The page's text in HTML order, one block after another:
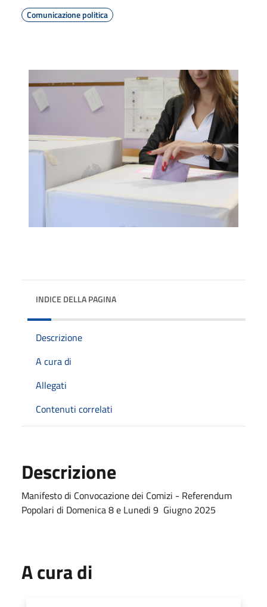
Comunicazione politica
INDICE DELLA PAGINA
Descrizione
A cura di
Allegati
Contenuti correlati
Descrizione
Manifesto di Convocazione dei Comizi - Referendum
Popolari di Domenica 8 e Lunedi 9 Giugno 2025
A cura di